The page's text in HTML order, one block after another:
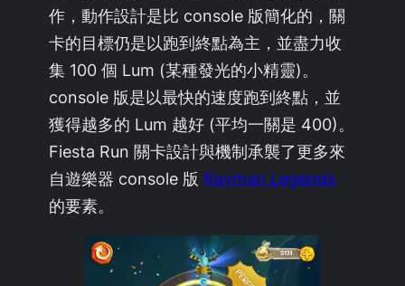
作，動作設計是比 console 版簡化的，關
卡的目標仍是以跑到終點為主，並盡力收
集 100 個 Lum (某種發光的小精靈)。
console 版是以最快的速度跑到終點，並
獲得越多的 Lum 越好 (平均一關是 400)。
Fiesta Run 關卡設計與機制承襲了更多來
自遊樂器 console 版 Rayman Legends
的要素。